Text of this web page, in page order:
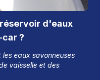
d'eaux
?
eaux savonneuses
vaisselle et des